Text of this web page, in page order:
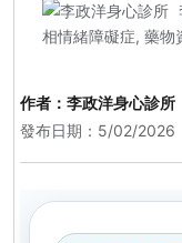
相情緒障礙症, 藥物
作者： 李政洋身心診所
發布日期：5/02/2026